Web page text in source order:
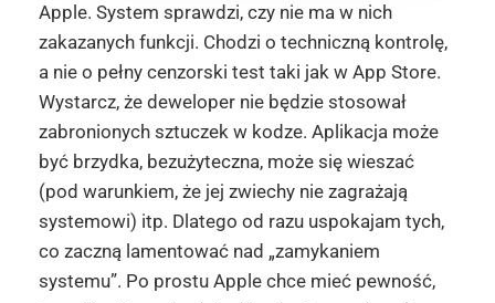
Apple. System sprawdzi, czy nie ma w nich
zakazanych funkcji. Chodzi o techniczną kontrolę,
a nie o pełny cenzorski test taki jak w App Store.
Wystarcz, że deweloper nie będzie stosował
zabronionych sztuczek w kodze. Aplikacja może
być brzydka, bezużyteczna, może się wieszać
(pod warunkiem, że jej zwiechy nie zagrażają
systemowi) itp. Dlatego od razu uspokajam tych,
co zaczną lamentować nad „zamykaniem
systemu”. Po prostu Apple chce mieć pewność,